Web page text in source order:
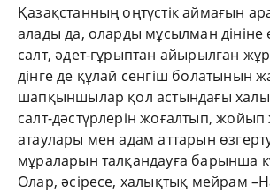
Қазақстанның оңтүстік аймағын
алады да, оларды мұсылман дініне
салт, әдет-ғұрыптан айырылған
дінге де құлай сенгіш болатынын
шапқыншылар қол астындағы
салт-дәстүрлерін жоғалтып, жойып
атаулары мен адам аттарын
мұраларын талқандауға барынша
Олар, әсіресе, халықтық мейрам